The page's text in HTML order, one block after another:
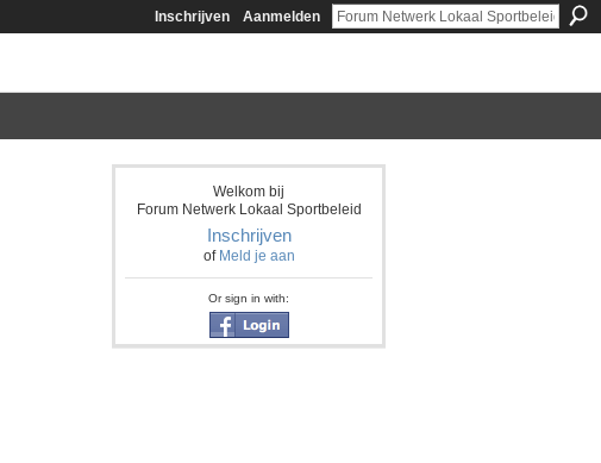
Inschrijven Aanmelden
Welkom bij
Forum Netwerk Lokaal Sportbeleid
Inschrijven
of Meld je aan
Or sign in with: